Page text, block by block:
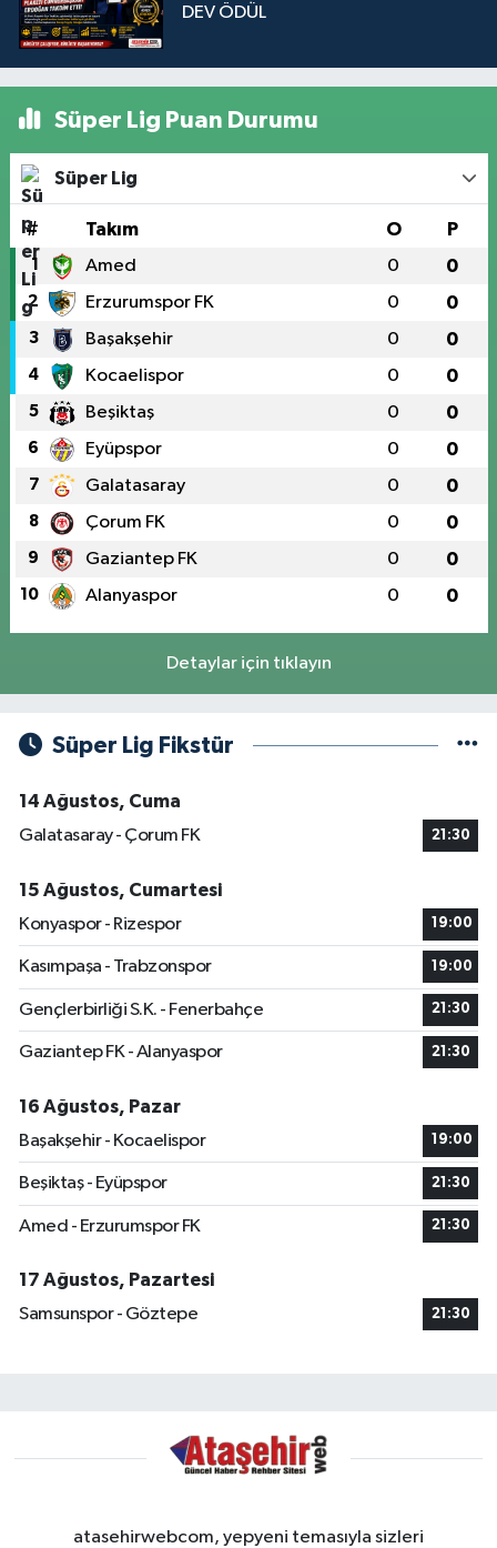
DEV ÖDÜL
Süper Lig Puan Durumu
Süper Lig
# Takım O P
1 Amed 0 0
2 Erzurumspor FK 0 0
3 Başakşehir 0 0
4 Kocaelispor 0 0
5 Beşiktaş 0 0
6 Eyüpspor 0 0
7 Galatasaray 0 0
8 Çorum FK 0 0
9 Gaziantep FK 0 0
10 Alanyaspor 0 0
Detaylar için tıklayın
Süper Lig Fikstür
14 Ağustos, Cuma
Galatasaray - Çorum FK
21:30
15 Ağustos, Cumartesi
Konyaspor - Rizespor
19:00
Kasımpaşa - Trabzonspor 19:00
Gençlerbirliği S.K. - Fenerbahçe 21:30
Gaziantep FK - Alanyaspor 21:30
16 Ağustos, Pazar
Başakşehir - Kocaelispor
19:00
Beşiktaş - Eyüpspor 21:30
Amed - Erzurumspor FK 21:30
17 Ağustos, Pazartesi
Samsunspor - Göztepe
21:30
atasehirwebcom, yepyeni temasıyla sizleri